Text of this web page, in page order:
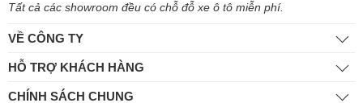
Tất cả các showroom đều có chỗ đỗ xe ô tô miễn phí.
VỀ CÔNG TY
HỖ TRỢ KHÁCH HÀNG
CHÍNH SÁCH CHUNG